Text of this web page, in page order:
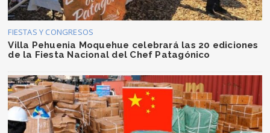
FIESTAS Y CONGRESOS
Villa Pehuenia Moquehue celebrará las 20 ediciones
de la Fiesta Nacional del Chef Patagónico